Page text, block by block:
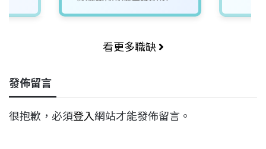
看更多職缺
發佈留言
很抱歉，必須登入網站才能發佈留言。